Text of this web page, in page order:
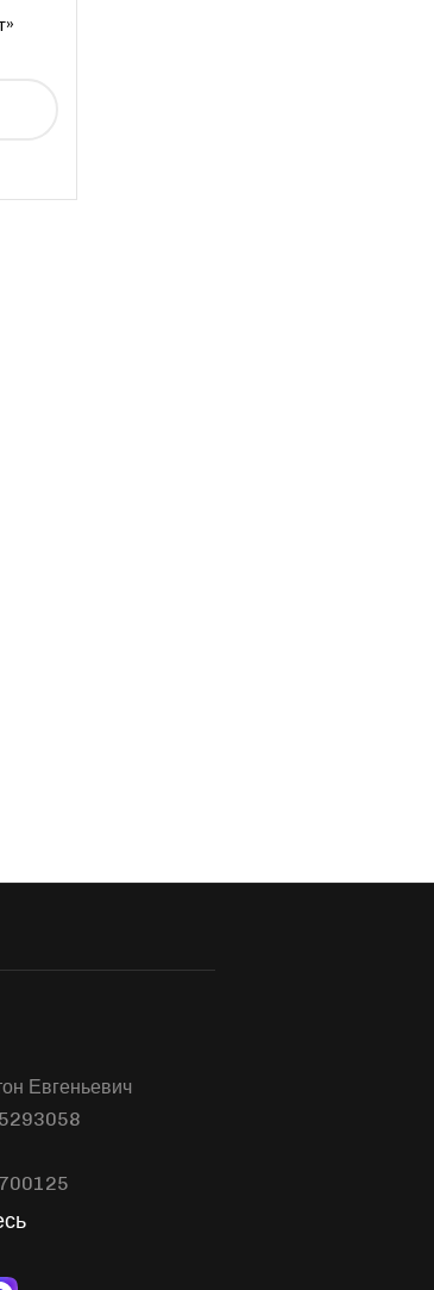
Евгеньевич